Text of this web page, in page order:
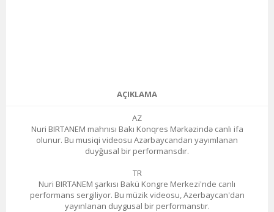
AÇIKLAMA
AZ
Nuri BIRTANEM mahnısı Bakı Konqres Mərkəzində canlı ifa
olunur. Bu musiqi videosu Azərbaycandan yayımlanan
duyğusal bir performansdır.
TR
Nuri BIRTANEM şarkısı Bakü Kongre Merkezi'nde canlı
performans sergiliyor. Bu müzik videosu, Azerbaycan'dan
yayınlanan duygusal bir performanstır.